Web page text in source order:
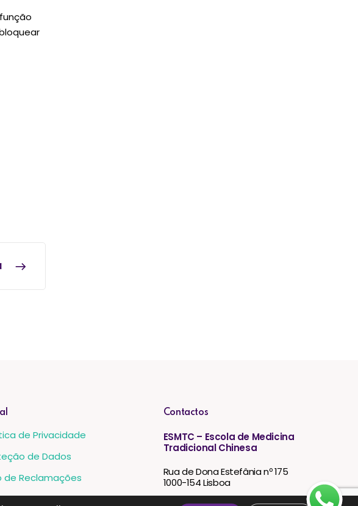
de Privacidade
de Dados
de Reclamações
de Pagamento:
Contactos
ESMTC – Escola de Medicina
Tradicional Chinesa
Rua de Dona Estefânia nº 175
1000-154 Lisboa